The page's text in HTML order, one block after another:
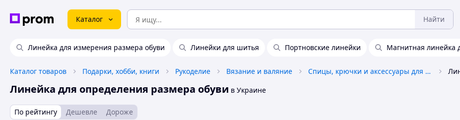
Каталог Найти
Линейка для измерения размера обуви Линейки для шитья Портновские линейки Магнитная
Каталог товаров Подарки, хобби, книги Рукоделие Вязание и валяние Спицы, крючки и аксессуары для вязания
Линейка для определения размера обуви в Украине
По рейтингу Дешевле Дороже